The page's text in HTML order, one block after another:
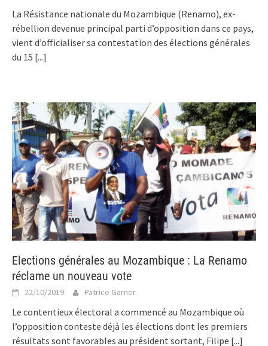
La Résistance nationale du Mozambique (Renamo), ex-
rébellion devenue principal parti d’opposition dans ce pays,
vient d’officialiser sa contestation des élections générales
du 15 [...]
Elections générales au Mozambique : La Renamo
réclame un nouveau vote
22/10/2019 Patrice Garner
Le contentieux électoral a commencé au Mozambique où
l’opposition conteste déjà les élections dont les premiers
résultats sont favorables au président sortant, Filipe [...]